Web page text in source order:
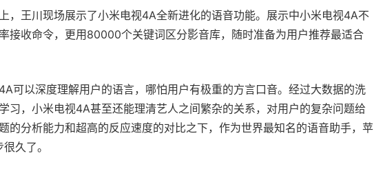
，王川现场展示了小米电视4A全新进化的语音功能。展示中小米电视4A不
接收命令，更用80000个关键词区分影音库，随时准备为用户推荐最适合
可以深度理解用户的语言，哪怕用户有极重的方言口音。经过大数据的洗
习，小米电视4A甚至还能理清艺人之间繁杂的关系，对用户的复杂问题给
的分析能力和超高的反应速度的对比之下，作为世界最知名的语音助手，苹
久了。